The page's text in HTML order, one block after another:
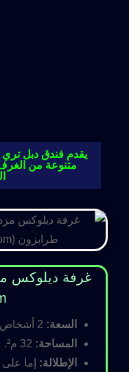
يقدم فندق دبل
متنوعة من الغرف
السعة:
المساحة:
الإطلالة: إما على